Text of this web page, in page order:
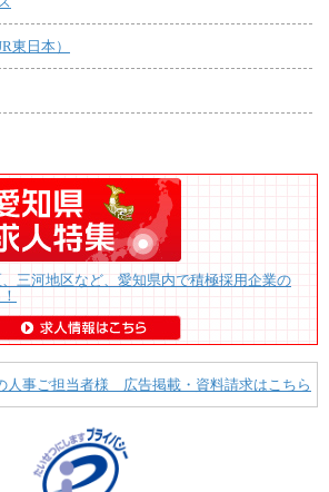
東日本）
三河地区など、愛知県内で積極採用企業の
人事ご担当者様 広告掲載・資料請求はこちら